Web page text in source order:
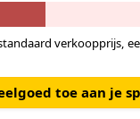
verkoopprijs,
toe aan je